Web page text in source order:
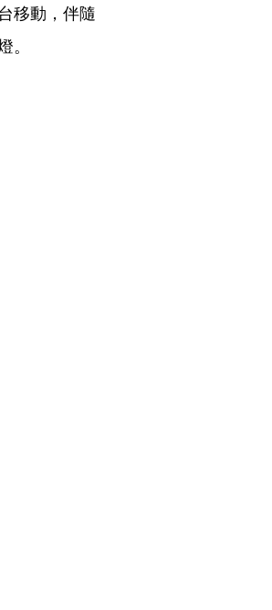
移動，伴隨